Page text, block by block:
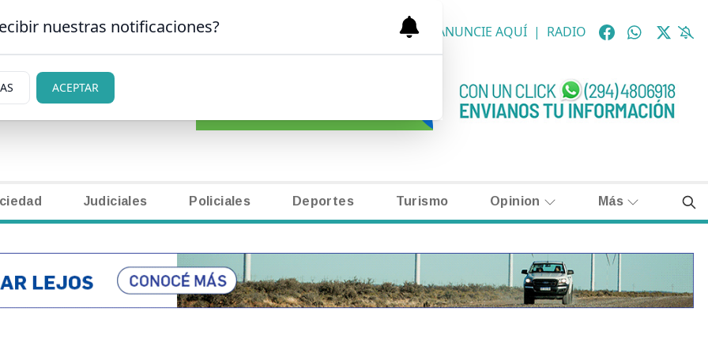
DE BARILOCHE CLASIFICADOS NECROLÓGICAS ANUNCIE AQUÍ | RADIO
Judiciales Policiales Deportes Turismo Opinion Más
nuestras notificaciones?
ACEPTAR